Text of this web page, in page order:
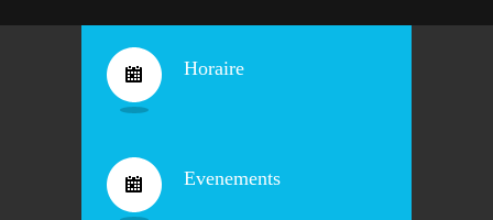
10 years ago
Horaire
Evenements